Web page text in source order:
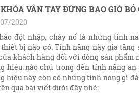
VÂN TAY ĐỪNG BAO GIỜ
2020
đột nhập, cháy nổ là những tính
bị nào có. Tính năng này gia
khách hàng đối với dòng sản phẩm
hiệu nào chú trọng đến tính năng
hiệu này còn có những tính năng gì
qua bài viết dưới đây nhé: